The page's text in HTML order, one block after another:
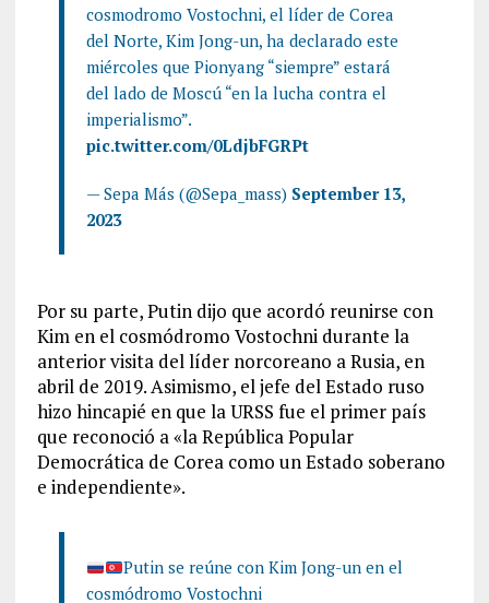
cosmodromo Vostochni, el líder de Corea
del Norte, Kim Jong-un, ha declarado este
miércoles que Pionyang “siempre” estará
del lado de Moscú “en la lucha contra el
imperialismo”.
pic.twitter.com/0LdjbFGRPt
— Sepa Más (@Sepa_mass) September 13,
2023
Por su parte, Putin dijo que acordó reunirse con
Kim en el cosmódromo Vostochni durante la
anterior visita del líder norcoreano a Rusia, en
abril de 2019. Asimismo, el jefe del Estado ruso
hizo hincapié en que la URSS fue el primer país
que reconoció a «la República Popular
Democrática de Corea como un Estado soberano
e independiente».
Putin se reúne con Kim Jong-un en el
cosmódromo Vostochni